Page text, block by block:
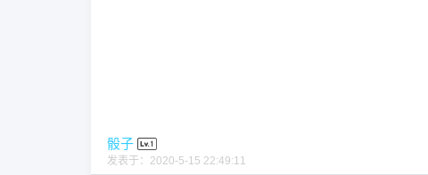
骰子
发表于： 2020-5-15 22:49:11